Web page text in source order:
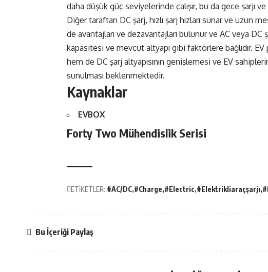
daha düşük güç seviyelerinde çalışır, bu da gece şarjı
Diğer taraftan DC şarj, hızlı şarj hızları sunar ve
de avantajları ve dezavantajları bulunur ve AC veya DC
kapasitesi ve mevcut altyapı gibi faktörlere bağlıdır.
hem de DC şarj altyapısının genişlemesi ve EV
sunulması beklenmektedir.
Kaynaklar
EVBOX
Forty Two Mühendislik Serisi
ETİKETLER: #AC/DC #Charge #Electric #Elektrikliaraçşarjı
Bu İçeriği Paylaş